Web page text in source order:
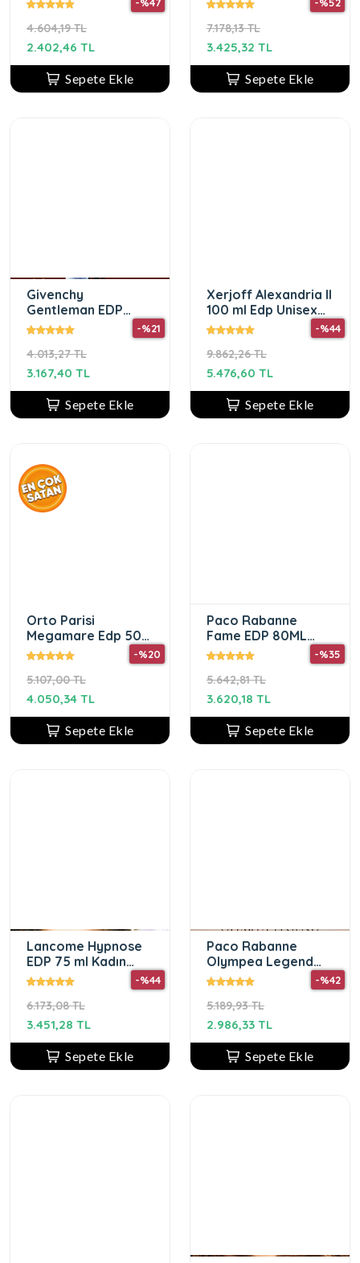
4.604,19 TL
2.402,46 TL
Sepete Ekle
7.178,13 TL
3.425,32 TL
Sepete Ekle
Givenchy
Gentleman EDP
Reserve Privee
Parfüm
4.013,27 TL
-%21
3.167,40 TL
Sepete Ekle
Xerjoff Alexandria II
100 ml Edp Unisex
Parfüm
9.862,26 TL
-%44
5.476,60 TL
Sepete Ekle
Orto Parisi
Megamare Edp 50
ml Unisex Parfüm
5.107,00 TL
-%20
4.050,34 TL
Sepete Ekle
Paco Rabanne
Fame EDP 80ML
Kadın Parfümü
5.642,81 TL
-%35
3.620,18 TL
Sepete Ekle
Lancome Hypnose
EDP 75 ml Kadın
Parfum
6.173,08 TL
-%44
3.451,28 TL
Sepete Ekle
Paco Rabanne
Olympea Legend
EDP 80ML Kadın
5.189,93 TL
-%42
2.986,33 TL
Sepete Ekle